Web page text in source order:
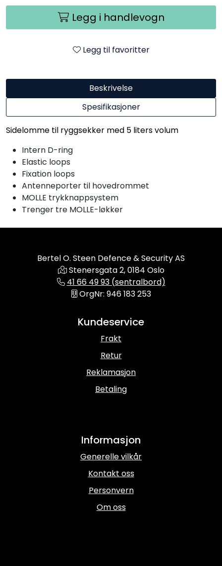
Legg i handlevogn
Legg til favoritter
Beskrivelse
Spesifikasjoner
Sidelomme til ryggsekker med 5 liters volum
Intern D-ring
Elastic loops
Fixation loops
Antenneporter til hovedrommet
MOLLE trykknappsystem
Trenger tre MOLLE-løkker
Bertel O. Steen Defence & Security AS
Stenersgata 2, 0184 Oslo
41 66 49 93 (sentralbord)
OrgNr: 946 183 253
Kundeservice
Frakt
Retur
Reklamasjon
Betaling
Informasjon
Generelle vilkår
Kontakt oss
Personvern
Om oss